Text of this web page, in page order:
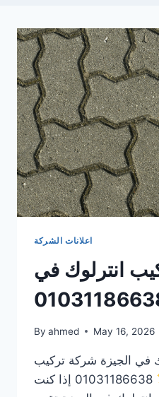
اعلانات الشركة
انترلوك في
By ahmed May 16, 2026
في الجيزة شركة تركيب
01031186638 إذا كنت